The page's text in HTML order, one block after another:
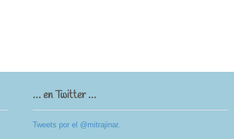
… en Twitter …
Tweets por el @mitrajinar.